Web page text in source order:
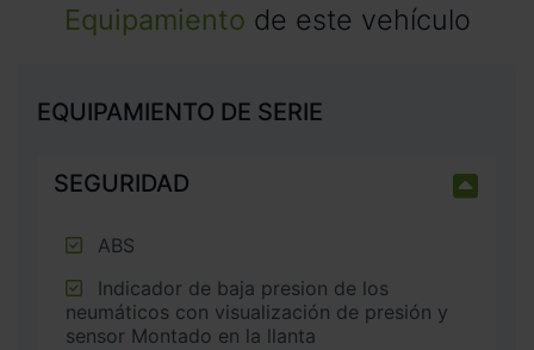
Equipamiento de este vehículo
EQUIPAMIENTO DE SERIE
SEGURIDAD
ABS
neumáticos con visualización de presión y
sensor Montado en la llanta